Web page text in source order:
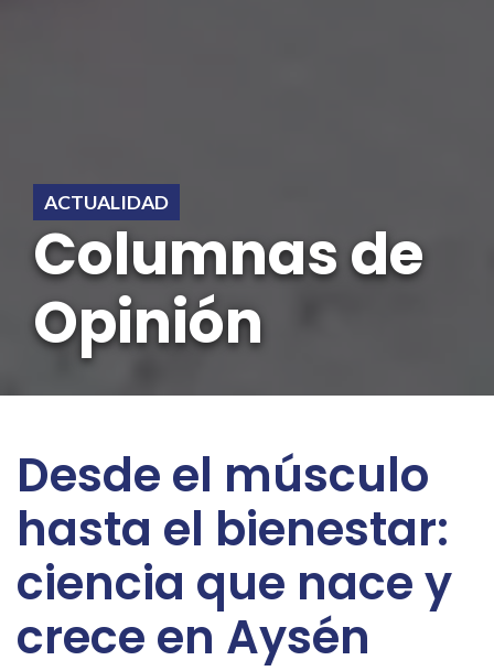
ACTUALIDAD
Columnas de
Opinión
Desde el músculo
hasta el bienestar:
ciencia que nace y
crece en Aysén